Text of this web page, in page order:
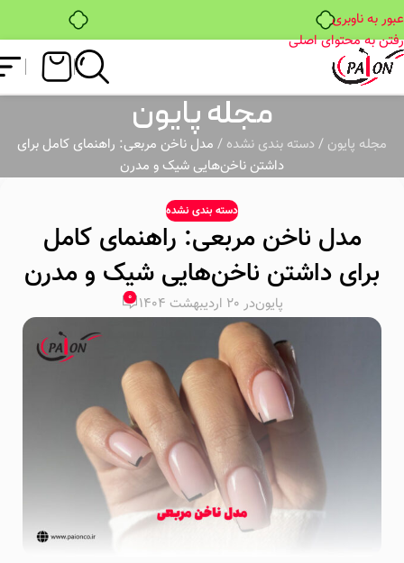
عبور به ناوبری
رفتن به محتوای اصلی
مجله پایون
مجله پایون / دسته بندی نشده / مدل ناخن مربعی: راهنمای کامل برای
داشتن ناخن‌هایی شیک و مدرن
دسته بندی نشده
مدل ناخن مربعی: راهنمای کامل
برای داشتن ناخن‌هایی شیک و مدرن
پایوندر 20 اردیبهشت 1404 0